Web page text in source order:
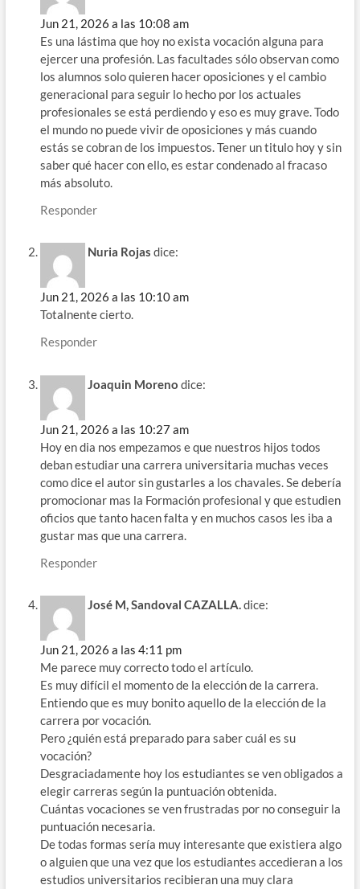
Jun 21, 2026 a las 10:08 am
Es una lástima que hoy no exista vocación alguna para
ejercer una profesión. Las facultades sólo observan como
los alumnos solo quieren hacer oposiciones y el cambio
generacional para seguir lo hecho por los actuales
profesionales se está perdiendo y eso es muy grave. Todo
el mundo no puede vivir de oposiciones y más cuando
estás se cobran de los impuestos. Tener un titulo hoy y sin
saber qué hacer con ello, es estar condenado al fracaso
más absoluto.
Responder
Nuria Rojas dice:
Jun 21, 2026 a las 10:10 am
Totalnente cierto.
Responder
Joaquin Moreno dice:
Jun 21, 2026 a las 10:27 am
Hoy en dia nos empezamos e que nuestros hijos todos
deban estudiar una carrera universitaria muchas veces
como dice el autor sin gustarles a los chavales. Se debería
promocionar mas la Formación profesional y que estudien
oficios que tanto hacen falta y en muchos casos les iba a
gustar mas que una carrera.
Responder
José M, Sandoval CAZALLA.dice:
Jun 21, 2026 a las 4:11 pm
Me parece muy correcto todo el artículo.
Es muy difícil el momento de la elección de la carrera.
Entiendo que es muy bonito aquello de la elección de la
carrera por vocación.
Pero ¿quién está preparado para saber cuál es su
vocación?
Desgraciadamente hoy los estudiantes se ven obligados a
elegir carreras según la puntuación obtenida.
Cuántas vocaciones se ven frustradas por no conseguir la
puntuación necesaria.
De todas formas sería muy interesante que existiera algo
o alguien que una vez que los estudiantes accedieran a los
estudios universitarios recibieran una muy clara